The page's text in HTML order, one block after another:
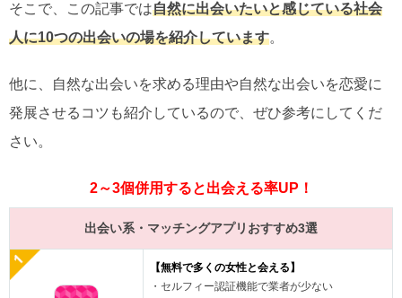
そこで、この記事では自然に出会いたいと感じている社会
人に10つの出会いの場を紹介しています。
他に、自然な出会いを求める理由や自然な出会いを恋愛に
発展させるコツも紹介しているので、ぜひ参考にしてくだ
さい。
2～3個併用すると出会える率UP！
出会い系・マッチングアプリおすすめ3選
【無料で多くの女性と会える】
・セルフィー認証機能で業者が少ない